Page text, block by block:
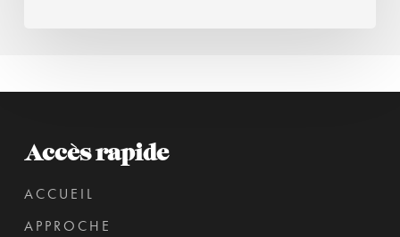
Accès rapide
ACCUEIL
APPROCHE